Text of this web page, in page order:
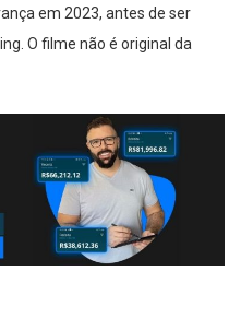
em 2023, antes de ser
O filme não é original da